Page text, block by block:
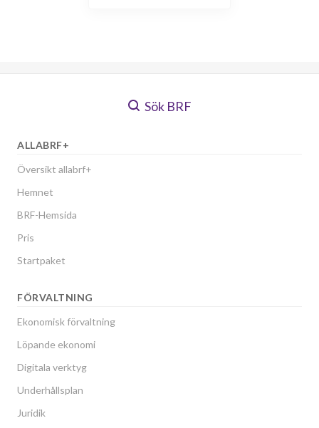
Sök BRF
ALLABRF+
Översikt allabrf+
Hemnet
BRF-Hemsida
Pris
Startpaket
FÖRVALTNING
Ekonomisk förvaltning
Löpande ekonomi
Digitala verktyg
Underhållsplan
Juridik